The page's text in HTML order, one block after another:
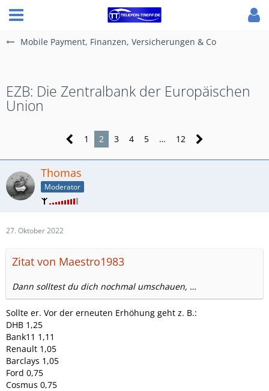
Mobile Payment, Finanzen, Versicherungen & Co
EZB: Die Zentralbank der Europäischen
Union
1 2 3 4 5 … 12
Thomas
Moderator
27. Oktober 2022
Zitat von Maestro1983
Dann solltest du dich nochmal umschauen, …
Sollte er. Vor der erneuten Erhöhung geht z. B.:
DHB 1,25
Bank11 1,11
Renault 1,05
Barclays 1,05
Ford 0,75
Cosmus 0,75